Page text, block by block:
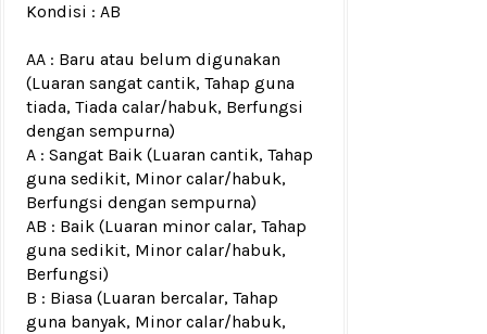
Kondisi : AB
AA : Baru atau belum digunakan
(Luaran sangat cantik, Tahap guna
tiada, Tiada calar/habuk, Berfungsi
dengan sempurna)
A : Sangat Baik (Luaran cantik, Tahap
guna sedikit, Minor calar/habuk,
Berfungsi dengan sempurna)
AB : Baik (Luaran minor calar, Tahap
guna sedikit, Minor calar/habuk,
Berfungsi)
B : Biasa (Luaran bercalar, Tahap
guna banyak, Minor calar/habuk,